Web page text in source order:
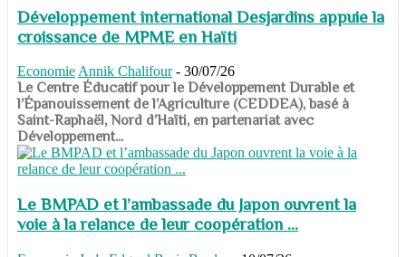
Développement international Desjardins appuie la
croissance de MPME en Haïti
Economie Annik Chalifour - 30/07/26
​​​​​​​Le Centre Éducatif pour le Développement Durable et
l’Épanouissement de l’Agriculture (CEDDEA), basé à
Saint-Raphaël, Nord d’Haïti, en partenariat avec
Développement...
Le BMPAD et l’ambassade du Japon ouvrent la
voie à la relance de leur coopération ...